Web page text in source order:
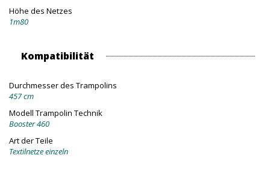
Höhe des Netzes
1m80
Kompatibilität
Durchmesser des Trampolins
457 cm
Modell Trampolin Technik
Booster 460
Art der Teile
Textilnetze einzeln